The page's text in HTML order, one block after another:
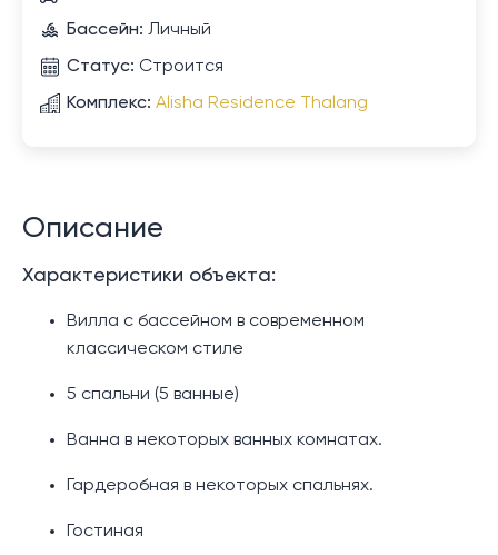
Бассейн: Личный
Статус: Строится
Комплекс: Alisha Residence Thalang
Описание
Характеристики объекта:
Вилла с бассейном в современном
классическом стиле
5 спальни (5 ванные)
Ванна в некоторых ванных комнатах.
Гардеробная в некоторых спальнях.
Гостиная